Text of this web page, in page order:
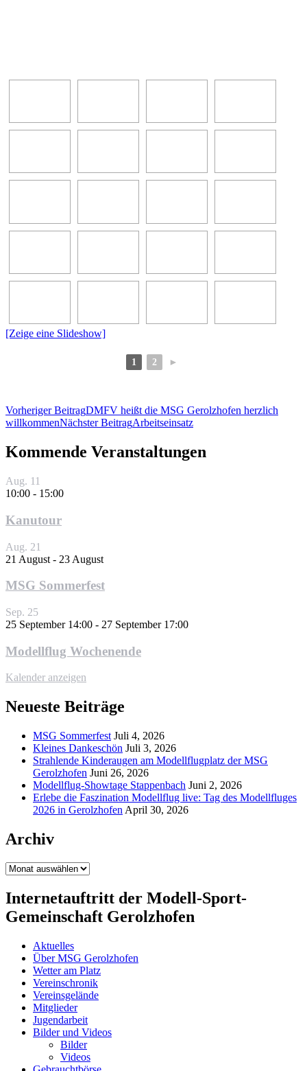
[Zeige eine Slideshow]
1 2 ►
Beitragsnavigation
Vorheriger BeitragDMFV heißt die MSG Gerolzhofen herzlich
willkommenNächster BeitragArbeitseinsatz
Kommende Veranstaltungen
Aug. 11
10:00 - 15:00
Kanutour
Aug. 21
21 August - 23 August
MSG Sommerfest
Sep. 25
25 September 14:00 - 27 September 17:00
Modellflug Wochenende
Kalender anzeigen
Neueste Beiträge
MSG Sommerfest Juli 4, 2026
Kleines Dankeschön Juli 3, 2026
Strahlende Kinderaugen am Modellflugplatz der MSG
Gerolzhofen Juni 26, 2026
Modellflug-Showtage Stappenbach Juni 2, 2026
Erlebe die Faszination Modellflug live: Tag des Modellfluges
2026 in Gerolzhofen April 30, 2026
Archiv
Archiv
Internetauftritt der Modell-Sport-
Gemeinschaft Gerolzhofen
Aktuelles
Über MSG Gerolzhofen
Wetter am Platz
Vereinschronik
Vereinsgelände
Mitglieder
Jugendarbeit
Bilder und Videos
Bilder
Videos